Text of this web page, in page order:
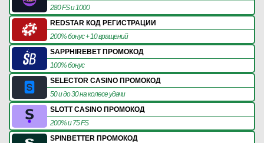
280 FS и 1000
REDSTAR КОД РЕГИСТРАЦИИ
200% бонус + 10 вращений
SAPPHIREBET ПРОМОКОД
100% бонус
SELECTOR CASINO ПРОМОКОД
50 и до 30 на колесе удачи
SLOTT CASINO ПРОМОКОД
200% и 75 FS
SPINBETTER ПРОМОКОД